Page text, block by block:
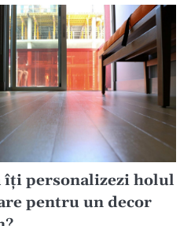
îți personalizezi holul
pentru un decor